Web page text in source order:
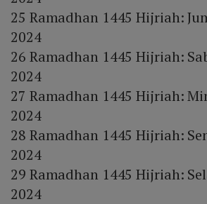
25 Ramadhan 1445 Hijriah:
2024
26 Ramadhan 1445 Hijriah:
2024
27 Ramadhan 1445 Hijriah:
2024
28 Ramadhan 1445 Hijriah:
2024
29 Ramadhan 1445 Hijriah:
2024